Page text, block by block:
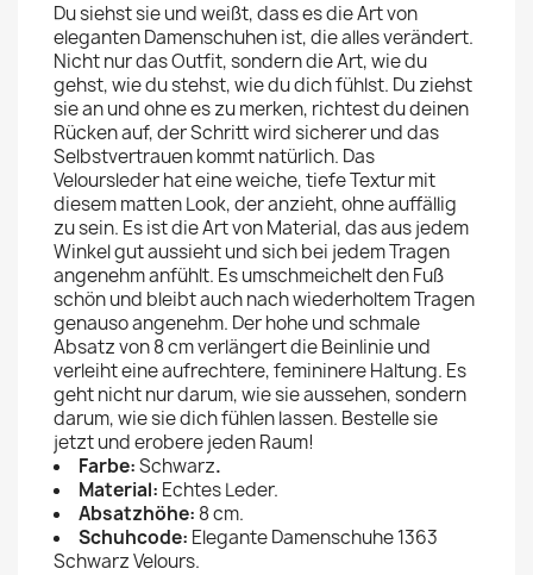
Du siehst sie und weißt, dass es die Art von
eleganten Damenschuhen ist, die alles verändert.
Nicht nur das Outfit, sondern die Art, wie du
gehst, wie du stehst, wie du dich fühlst. Du ziehst
sie an und ohne es zu merken, richtest du deinen
Rücken auf, der Schritt wird sicherer und das
Selbstvertrauen kommt natürlich. Das
Veloursleder hat eine weiche, tiefe Textur mit
diesem matten Look, der anzieht, ohne auffällig
zu sein. Es ist die Art von Material, das aus jedem
Winkel gut aussieht und sich bei jedem Tragen
angenehm anfühlt. Es umschmeichelt den Fuß
schön und bleibt auch nach wiederholtem Tragen
genauso angenehm. Der hohe und schmale
Absatz von 8 cm verlängert die Beinlinie und
verleiht eine aufrechtere, femininere Haltung. Es
geht nicht nur darum, wie sie aussehen, sondern
darum, wie sie dich fühlen lassen. Bestelle sie
jetzt und erobere jeden Raum!
Farbe:Schwarz.
Material: Echtes Leder.
Absatzhöhe: 8 cm.
Schuhcode: Elegante Damenschuhe 1363
Schwarz Velours.